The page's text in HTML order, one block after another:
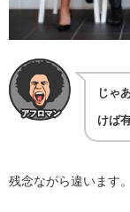
じゃ
けば
残念ながら違います。